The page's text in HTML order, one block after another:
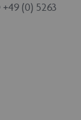
(0) 5263